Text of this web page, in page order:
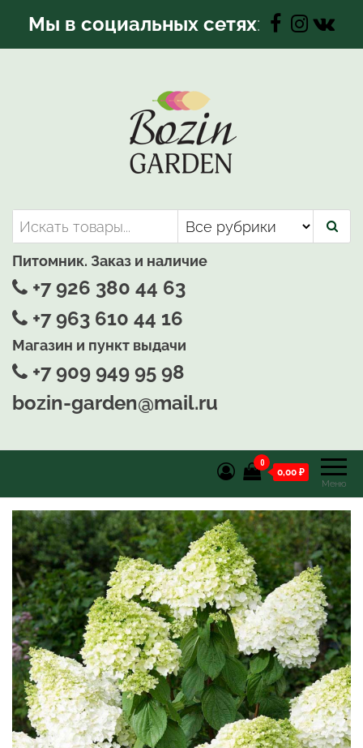
Мы в социальных сетях:
Bozin-Garden | Садовый центр
Садовый центр, Растения
для вашего сада
Питомник. Заказ и наличие
+7 926 380 44 63
+7 963 610 44 16
Магазин и пункт выдачи
+7 909 949 95 98
bozin-garden@mail.ru
Меню
0
0,00 ₽